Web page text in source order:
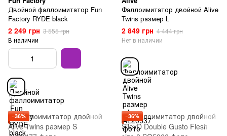
Двойной фаллоимитатор Fun
Factory RYDE black
2 249 грн 3 555 грн
В наличии
Фаллоимитатор двойной Alive
Twins размер L
2 849 грн 4 444 грн
Нет в наличии
−36% −36%